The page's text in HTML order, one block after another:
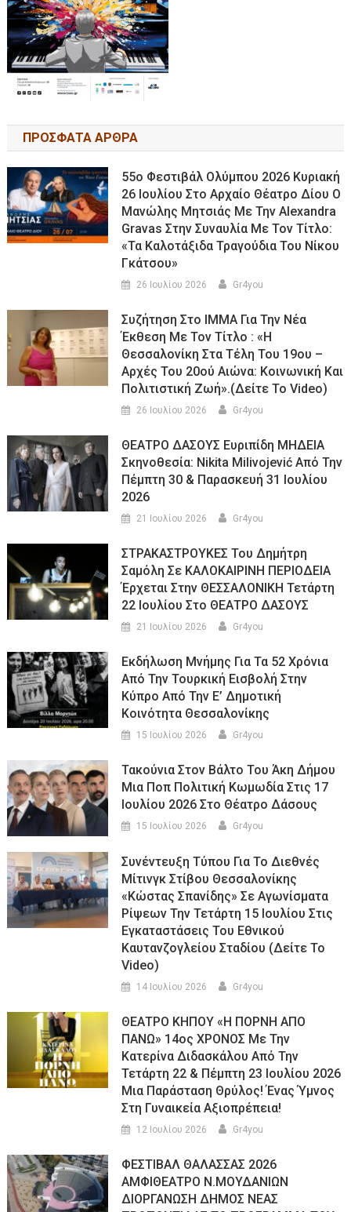
ΠΡΟΣΦΑΤΑ ΑΡΘΡΑ
55ο Φεστιβάλ Ολύμπου 2026 Κυριακή
26 Ιουλίου Στο Αρχαίο Θέατρο Δίου Ο
Μανώλης Μητσιάς Με Την Alexandra
Gravas Στην Συναυλία Με Τον Τίτλο:
«τα Καλοτάξιδα Τραγούδια Του Νίκου
Γκάτσου»
26 Ιουλίου 2026 Gr4you
Συζήτηση Στο ΙΜΜΑ Για Την Νέα
Έκθεση Με Τον Τίτλο : «Η
Θεσσαλονίκη Στα Τέλη Του 19ου –
Αρχές Του 20ού Αιώνα: Κοινωνική Και
Πολιτιστική Ζωή».(Δείτε Το Video)
26 Ιουλίου 2026 Gr4you
ΘΕΑΤΡΟ ΔΑΣΟΥΣ Ευριπίδη ΜΗΔΕΙΑ
Σκηνοθεσία: Nikita Milivojević Από Την
Πέμπτη 30 & Παρασκευή 31 Ιουλίου
2026
21 Ιουλίου 2026 Gr4you
ΣΤΡΑΚΑΣΤΡΟΥΚΕΣ Του Δημήτρη
Σαμόλη Σε ΚΑΛΟΚΑΙΡΙΝΗ ΠΕΡΙΟΔΕΙΑ
Έρχεται Στην ΘΕΣΣΑΛΟΝΙΚΗ Τετάρτη
22 Ιουλίου Στο ΘΕΑΤΡΟ ΔΑΣΟΥΣ
21 Ιουλίου 2026 Gr4you
Εκδήλωση Μνήμης Για Τα 52 Χρόνια
Από Την Τουρκική Εισβολή Στην
Κύπρο Από Την Ε’ Δημοτική
Κοινότητα Θεσσαλονίκης
15 Ιουλίου 2026 Gr4you
Τακούνια Στον Βάλτο Του Άκη Δήμου
Μια Ποπ Πολιτική Κωμωδία Στις 17
Ιουλίου 2026 Στο Θέατρο Δάσους
15 Ιουλίου 2026 Gr4you
Συνέντευξη Τύπου Για Το Διεθνές
Μίτινγκ Στίβου Θεσσαλονίκης
«Κώστας Σπανίδης» Σε Αγωνίσματα
Ρίψεων Την Τετάρτη 15 Ιουλίου Στις
Εγκαταστάσεις Του Εθνικού
Καυτανζογλείου Σταδίου (Δείτε Το
Video)
14 Ιουλίου 2026 Gr4you
ΘΕΑΤΡΟ ΚΗΠΟΥ «Η ΠΟΡΝΗ ΑΠΟ
ΠΑΝΩ» 14ος ΧΡΟΝΟΣ Με Την
Κατερίνα Διδασκάλου Από Την
Τετάρτη 22 & Πέμπτη 23 Ιουλίου 2026
Μια Παράσταση Θρύλος! Ένας Ύμνος
Στη Γυναικεία Αξιοπρέπεια!
12 Ιουλίου 2026 Gr4you
ΦΕΣΤΙΒΑΛ ΘΑΛΑΣΣΑΣ 2026
ΑΜΦΙΘΕΑΤΡΟ Ν.ΜΟΥΔΑΝΙΩΝ
ΔΙΟΡΓΑΝΩΣΗ ΔΗΜΟΣ ΝΕΑΣ